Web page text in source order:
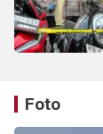
Foto